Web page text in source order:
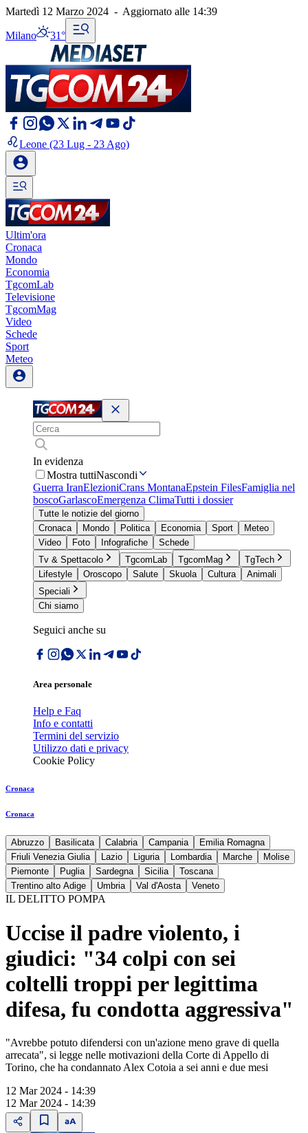
Martedì 12 Marzo 2024 - Aggiornato alle 14:39
Milano 31°
Leone (23 Lug - 23 Ago)
Ultim'ora
Cronaca
Mondo
Economia
TgcomLab
Televisione
TgcomMag
Video
Schede
Sport
Meteo
In evidenza
Mostra tuttiNascondi
Guerra IranElezioniCrans MontanaEpstein FilesFamiglia nel
boscoGarlascoEmergenza ClimaTutti i dossier
Tutte le notizie del giorno
Cronaca
Mondo Politica Economia Sport
Meteo
Video
Foto Infografiche
Schede
Tv & Spettacolo
TgcomLab TgcomMag
TgTech
Lifestyle
Oroscopo Salute Skuola Cultura
Animali
Speciali
Chi siamo
Seguici anche su
Area personale
Help e Faq
Info e contatti
Termini del servizio
Utilizzo dati e privacy
Cookie Policy
Cronaca
Cronaca
Abruzzo Basilicata Calabria Campania
Emilia Romagna
Friuli Venezia Giulia
Lazio Liguria Lombardia Marche
Molise
Piemonte
Puglia Sardegna Sicilia
Toscana
Trentino alto Adige
Umbria Val d'Aosta Veneto
IL DELITTO POMPA
Uccise il padre violento, i
giudici: "34 colpi con sei
coltelli troppi per legittima
difesa, fu condotta aggressiva"
"Avrebbe potuto difendersi con un'azione meno grave di quella
arrecata", si legge nelle motivazioni della Corte di Appello di
Torino, che ha condannato Alex Cotoia a sei anni e due mesi
12 Mar 2024 - 14:39
12 Mar 2024 - 14:39